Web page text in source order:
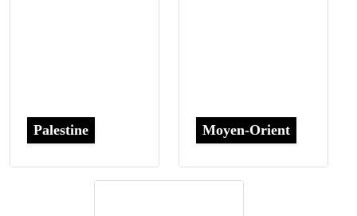
Palestine Moyen-Orient